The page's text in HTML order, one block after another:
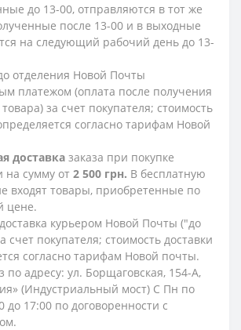
до 13-00, отправляются в тот же
после 13-00 и в выходные
на следующий рабочий день до 13-
отделения Новой Почты
платежом (оплата после получения
за счет покупателя; стоимость
согласно тарифам Новой
доставка заказа при покупке
на сумму от 2 500 грн. В бесплатную
входят товары, приобретенные по
цене.
курьером Новой Почты ("до
счет покупателя; стоимость доставки
согласно тарифам Новой почты.
по адресу: ул. Борщаговская, 154-А,
(Индустриальный мост) С Пн по
до 17:00 по договоренности с